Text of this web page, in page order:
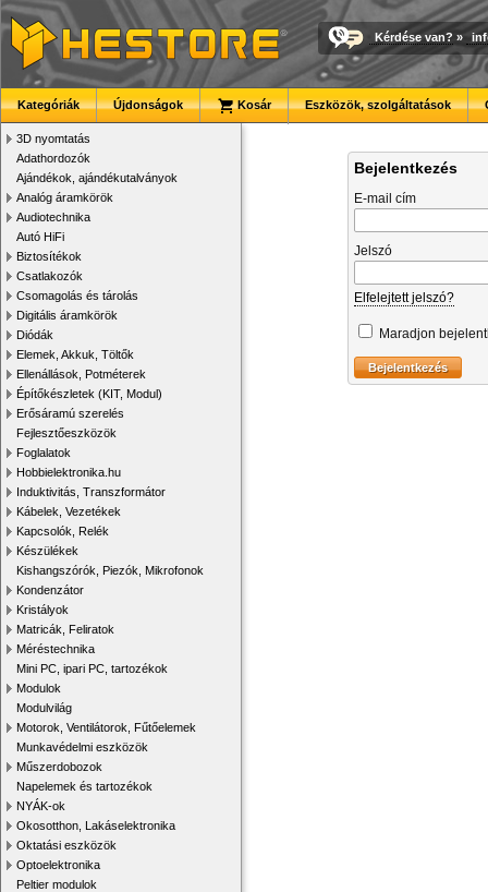
Kérdése van? »
Kategóriák Újdonságok Kosár Eszközök, szolgáltatások
3D nyomtatás
Adathordozók
Ajándékok, ajándékutalványok
Analóg áramkörök
Audiotechnika
Autó HiFi
Biztosítékok
Csatlakozók
Csomagolás és tárolás
Digitális áramkörök
Diódák
Elemek, Akkuk, Töltők
Ellenállások, Potméterek
Építőkészletek (KIT, Modul)
Erősáramú szerelés
Fejlesztőeszközök
Foglalatok
Hobbielektronika.hu
Induktivitás, Transzformátor
Kábelek, Vezetékek
Kapcsolók, Relék
Készülékek
Kishangszórók, Piezók, Mikrofonok
Kondenzátor
Kristályok
Matricák, Feliratok
Méréstechnika
Mini PC, ipari PC, tartozékok
Modulok
Modulvilág
Motorok, Ventilátorok, Fűtőelemek
Munkavédelmi eszközök
Műszerdobozok
Napelemek és tartozékok
NYÁK-ok
Okosotthon, Lakáselektronika
Oktatási eszközök
Optoelektronika
Peltier modulok
Bejelentkezés
E-mail cím
Jelszó
Elfelejtett jelszó?
Maradjon